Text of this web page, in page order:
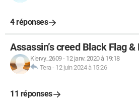
4 réponses
Assassin’s creed Black Flag &
Klervy_2609- 12 janv. 2020 à 19:18
Tera - 12 juin 2024 à 15:26
11 réponses